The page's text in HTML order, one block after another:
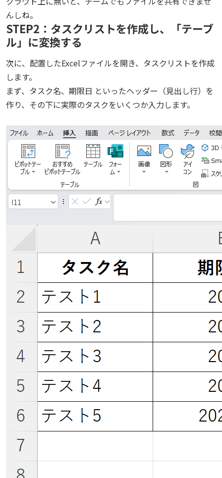
んしね。
STEP2：タスクリストを作成し、「テーブ
ル」に変換する
次に、配置したExcelファイルを開き、タスクリストを作成
します。
まず、タスク名、期限日 といったヘッダー（見出し行）を
作り、その下に実際のタスクをいくつか入力します。